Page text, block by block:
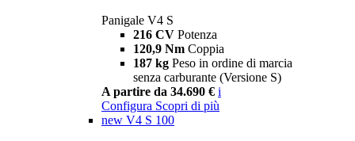
Panigale V4 S
216 CV Potenza
120,9 Nm Coppia
187 kg Peso in ordine di marcia
senza carburante (Versione S)
A partire da 34.690 € i
Configura Scopri di più
new V4 S 100